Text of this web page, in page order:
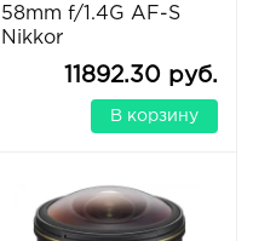
58mm f/1.4G AF-S
Nikkor
11892.30 руб.
В корзину